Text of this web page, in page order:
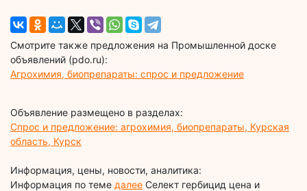
Смотрите также предложения на Промышленной доске
объявлений (pdo.ru):
Агрохимия, биопрепараты: спрос и предложение
Объявление размещено в разделах:
Спрос и предложение: агрохимия, биопрепараты, Курская
область, Курск
Информация, цены, новости, аналитика:
Информация по теме далее Селект гербицид цена и